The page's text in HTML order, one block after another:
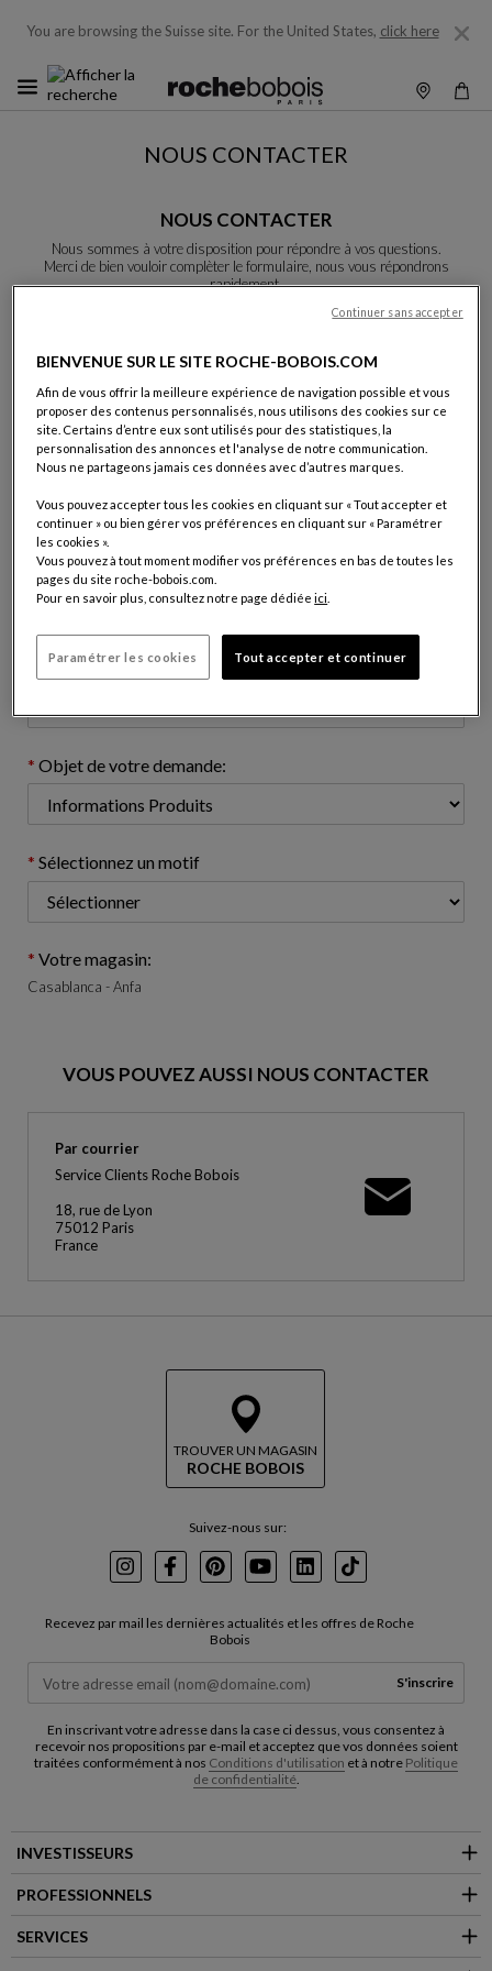
You are browsing the Suisse site. For the United States, click here
NOUS CONTACTER
NOUS CONTACTER
Nous sommes à votre disposition pour répondre à vos questions.
Merci de bien vouloir complèter le formulaire, nous vous répondrons
rapidement.
Prénom:
Adresse e-mail: (nom@domaine.com)
Numéro de téléphone: (optionnel)
Objet de votre demande:
Sélectionnez un motif
Votre magasin:
Casablanca - Anfa
VOUS POUVEZ AUSSI NOUS CONTACTER
Par courrier
Service Clients Roche Bobois
18, rue de Lyon
75012 Paris
France
TROUVER UN MAGASIN
ROCHE BOBOIS
Suivez-nous sur:
InstagramFacebookPinterest
YoutubeLinkedInTikTok
Recevez par mail les dernières actualités et les offres de Roche
Bobois
S'inscrire
En inscrivant votre adresse dans la case ci dessus, vous consentez à
recevoir nos propositions par e-mail et acceptez que vos données soient
traitées conformément à nos Conditions d'utilisation et à notre Politique
de confidentialité.
INVESTISSEURS
PROFESSIONNELS
SERVICES
BIENVENUE SUR LE SITE ROCHE-BOBOIS.COM
Afin de vous offrir la meilleure expérience de navigation possible et vous
proposer des contenus personnalisés, nous utilisons des cookies sur ce
site. Certains d’entre eux sont utilisés pour des statistiques, la
personnalisation des annonces et l'analyse de notre communication.
Nous ne partageons jamais ces données avec d’autres marques.
Vous pouvez accepter tous les cookies en cliquant sur « Tout accepter et
continuer » ou bien gérer vos préférences en cliquant sur « Paramétrer
les cookies ».
Vous pouvez à tout moment modifier vos préférences en bas de toutes les
pages du site roche-bobois.com.
Pour en savoir plus, consultez notre page dédiéeici
Paramétrer les cookies Tout accepter et continuer
Continuer sans accepter